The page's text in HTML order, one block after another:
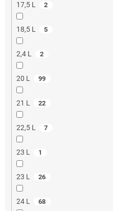
17,5 L 2
18,5 L 5
2,4 L 2
20 L 99
21 L 22
22,5 L 7
23 L 1
23 L 26
24 L 68